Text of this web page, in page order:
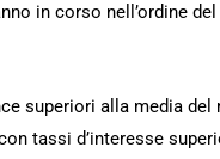
in corso nell’ordine del
superiori alla media del
tassi d’interesse